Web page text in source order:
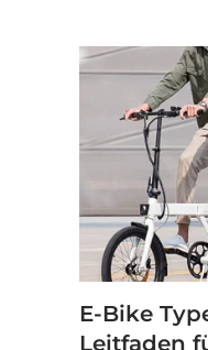
E-Bike
Leitfaden